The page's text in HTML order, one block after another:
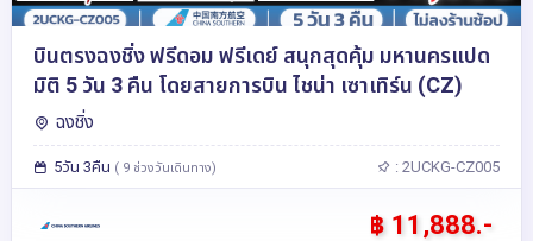
บินตรงฉงชิ่ง ฟรีดอม ฟรีเดย์ สนุกสุดคุ้ม มหานครแปด
มิติ 5 วัน 3 คืน โดยสายการบิน ไชน่า เซาเทิร์น (CZ)
ฉงชิ่ง
5วัน 3คืน ( 9 ช่วงวันเดินทาง) : 2UCKG-CZ005
฿ 11,888.-